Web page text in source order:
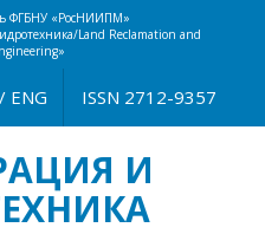
ФГБНУ «РосНИИПМ»
Land Reclamation and
ISSN 2712-9357
/ ENG
И